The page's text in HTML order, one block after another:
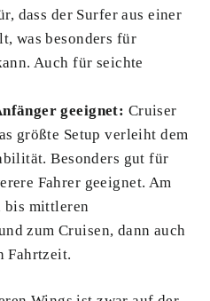
dass der Surfer aus einer
was besonders für
Auch für seichte
geeignet: Cruiser
größte Setup verleiht dem
Besonders gut für
Fahrer geeignet. Am
bis mittleren
zum Cruisen, dann auch
Fahrtzeit.